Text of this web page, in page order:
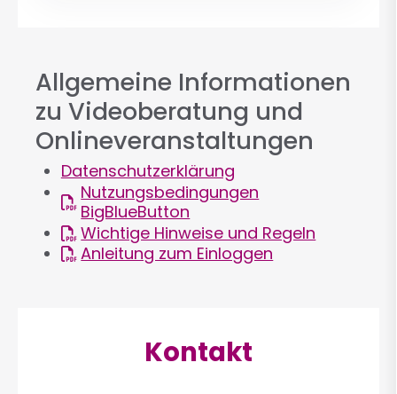
Allgemeine Informationen
zu Videoberatung und
Onlineveranstaltungen
Datenschutzerklärung
Nutzungsbedingungen
BigBlueButton
Wichtige Hinweise und Regeln
Anleitung zum Einloggen
Kontakt